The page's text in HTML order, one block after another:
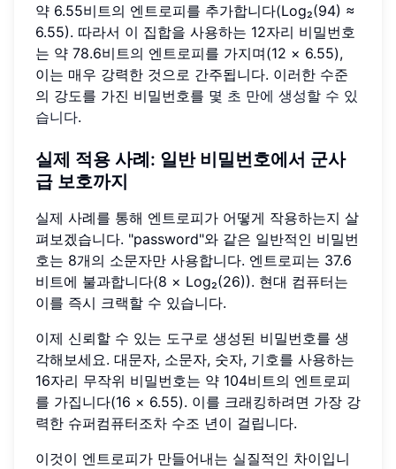
약 6.55비트의 엔트로피를 추가합니다(Log₂(94) ≈
6.55). 따라서 이 집합을 사용하는 12자리 비밀번호
는 약 78.6비트의 엔트로피를 가지며(12 × 6.55),
이는 매우 강력한 것으로 간주됩니다. 이러한 수준
의 강도를 가진 비밀번호를 몇 초 만에 생성할 수 있
습니다.
실제 적용 사례: 일반 비밀번호에서 군사
급 보호까지
실제 사례를 통해 엔트로피가 어떻게 작용하는지 살
펴보겠습니다. "password"와 같은 일반적인 비밀번
호는 8개의 소문자만 사용합니다. 엔트로피는 37.6
비트에 불과합니다(8 × Log₂(26)). 현대 컴퓨터는
이를 즉시 크랙할 수 있습니다.
이제 신뢰할 수 있는 도구로 생성된 비밀번호를 생
각해보세요. 대문자, 소문자, 숫자, 기호를 사용하는
16자리 무작위 비밀번호는 약 104비트의 엔트로피
를 가집니다(16 × 6.55). 이를 크래킹하려면 가장 강
력한 슈퍼컴퓨터조차 수조 년이 걸립니다.
이것이 엔트로피가 만들어내는 실질적인 차이입니